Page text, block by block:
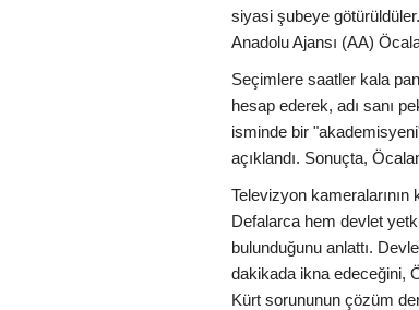
siyasi şubeye götürüldüler.
Anadolu Ajansı (AA)
Seçimlere saatler kala
hesap ederek, adı sanı
isminde bir
açıklandı. Sonuçta,
Televizyon kameralarının
Defalarca hem devlet
bulunduğunu anlattı.
dakikada ikna edeceğini,
Kürt sorununun çözüm